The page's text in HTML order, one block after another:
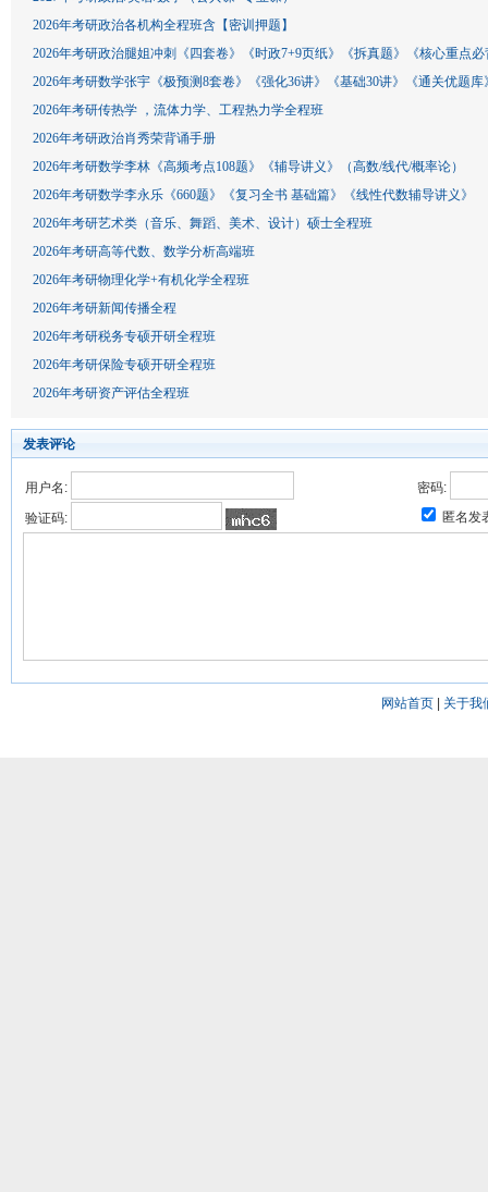
2026年考研政治各机构全程班含【密训押题】
2026年考研政治腿姐冲刺《四套卷》《时政7+9页纸》《拆真题》《核心重点
2026年考研数学张宇《极预测8套卷》《强化36讲》《基础30讲》《通关优题库
2026年考研传热学 ，流体力学、工程热力学全程班
2026年考研政治肖秀荣背诵手册
2026年考研数学李林《高频考点108题》《辅导讲义》（高数/线代/概率论）
2026年考研数学李永乐《660题》《复习全书 基础篇》《线性代数辅导讲义》
2026年考研艺术类（音乐、舞蹈、美术、设计）硕士全程班
2026年考研高等代数、数学分析高端班
2026年考研物理化学+有机化学全程班
2026年考研新闻传播全程
2026年考研税务专硕开研全程班
2026年考研保险专硕开研全程班
2026年考研资产评估全程班
发表评论
用户名:
密码:
验证码:
匿名发
网站首页| 关于我